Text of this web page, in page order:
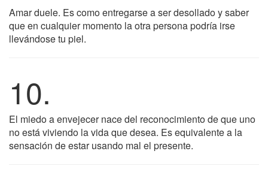
Amar duele. Es como entregarse a ser desollado y saber
que en cualquier momento la otra persona podría irse
llevándose tu piel.
10.
El miedo a envejecer nace del reconocimiento de que uno
no está viviendo la vida que desea. Es equivalente a la
sensación de estar usando mal el presente.